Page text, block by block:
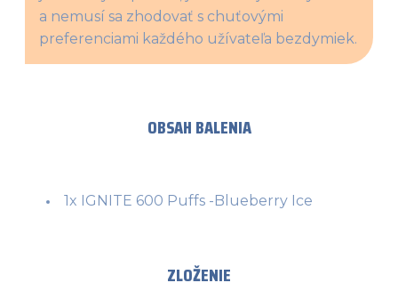
a nemusí sa zhodovať s chuťovými
preferenciami každého užívateľa bezdymiek.
OBSAH BALENIA
1x IGNITE 600 Puffs -Blueberry Ice
ZLOŽENIE